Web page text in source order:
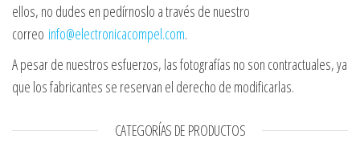
ellos, no dudes en pedírnoslo a través de nuestro
correo info@electronicacompel.com.
A pesar de nuestros esfuerzos, las fotografías no son contractuales, ya
que los fabricantes se reservan el derecho de modificarlas.
CATEGORÍAS DE PRODUCTOS